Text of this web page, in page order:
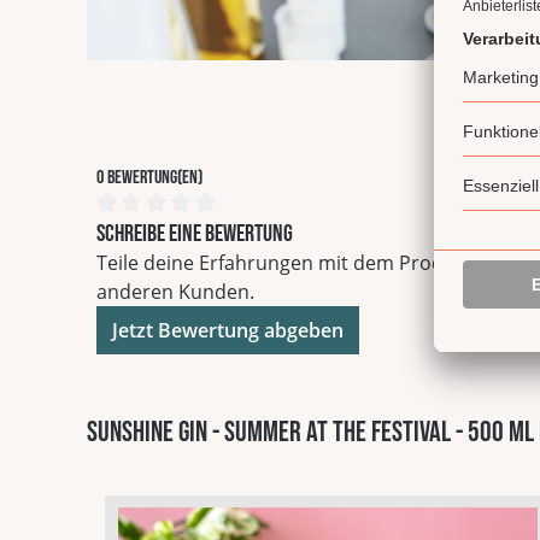
0 Bewertung(en)
Durchschnittliche Bewertung von 0 von 5 Sternen
Schreibe eine Bewertung
Teile deine Erfahrungen mit dem Produkt mit
anderen Kunden.
Jetzt Bewertung abgeben
Sunshine Gin - Summer at the Festival - 500